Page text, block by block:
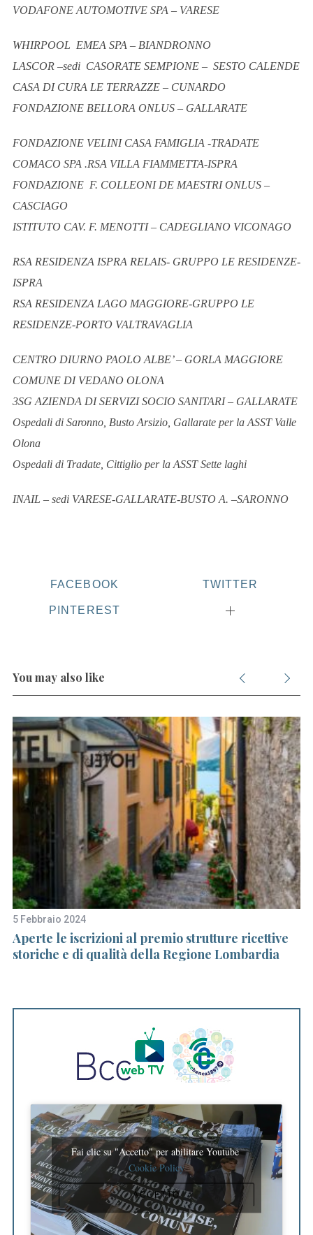
VODAFONE AUTOMOTIVE SPA – VARESE
WHIRPOOL EMEA SPA – BIANDRONNO
LASCOR –sedi CASORATE SEMPIONE – SESTO CALENDE
CASA DI CURA LE TERRAZZE – CUNARDO
FONDAZIONE BELLORA ONLUS – GALLARATE
FONDAZIONE VELINI CASA FAMIGLIA -TRADATE
COMACO SPA .RSA VILLA FIAMMETTA-ISPRA
FONDAZIONE F. COLLEONI DE MAESTRI ONLUS –
CASCIAGO
ISTITUTO CAV. F. MENOTTI – CADEGLIANO VICONAGO
RSA RESIDENZA ISPRA RELAIS- GRUPPO LE RESIDENZE-
ISPRA
RSA RESIDENZA LAGO MAGGIORE-GRUPPO LE
RESIDENZE-PORTO VALTRAVAGLIA
CENTRO DIURNO PAOLO ALBE’ – GORLA MAGGIORE
COMUNE DI VEDANO OLONA
3SG AZIENDA DI SERVIZI SOCIO SANITARI – GALLARATE
Ospedali di Saronno, Busto Arsizio, Gallarate per la ASST Valle
Olona
Ospedali di Tradate, Cittiglio per la ASST Sette laghi
INAIL – sedi VARESE-GALLARATE-BUSTO A. –SARONNO
FACEBOOK TWITTER
PINTEREST
You may also like
5 Febbraio 2024
Aperte le iscrizioni al premio strutture ricettive
storiche e di qualità della Regione Lombardia
Fai clic su "Accetto" per abilitare Youtube
Cookie Policy
ACCETTO
S
e
r
h
f
o
: